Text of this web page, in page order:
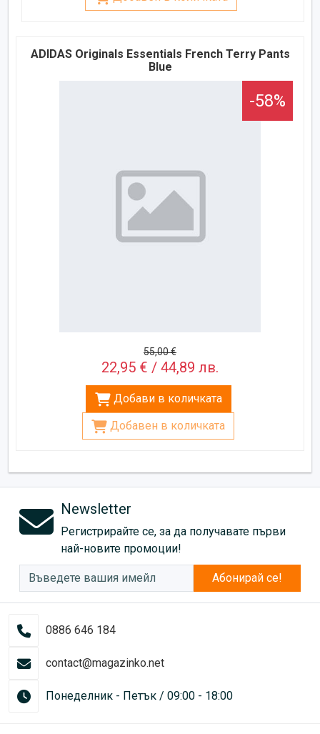
ADIDAS Originals Essentials French Terry Pants
Blue
-58%
55,00 €
22,95 € / 44,89 лв.
Добави в количката
Добавен в количката
Newsletter
Регистрирайте се, за да получавате първи
най-новите промоции!
Абонирай се!
0886 646 184
contact@magazinko.net
Понеделник - Петък / 09:00 - 18:00